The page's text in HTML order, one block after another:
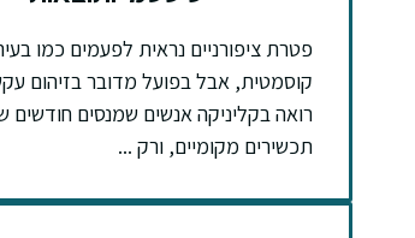
פטרת ציפורניים נראית לפעמים כמו
קוסמטית, אבל בפועל מדובר בזיהום
רואה בקליניקה אנשים שמנסים חודשים
תכשירים מקומיים, ורק ...